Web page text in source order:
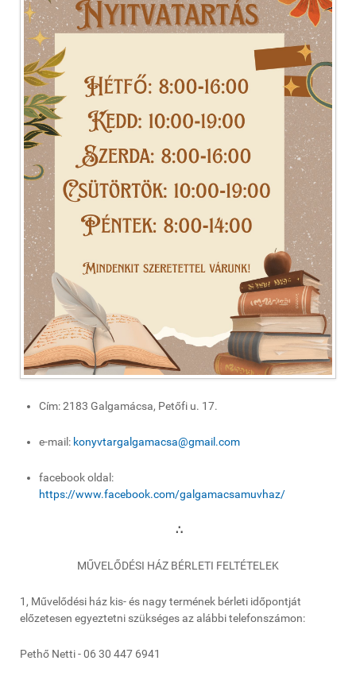
Cím: 2183 Galgamácsa, Petőfi u. 17.
e-mail: konyvtargalgamacsa@gmail.com
facebook oldal:
https://www.facebook.com/galgamacsamuvhaz/
∴
MŰVELŐDÉSI HÁZ BÉRLETI FELTÉTELEK
1, Művelődési ház kis- és nagy termének bérleti időpontját
előzetesen egyeztetni szükséges az alábbi telefonszámon:
Pethő Netti - 06 30 447 6941